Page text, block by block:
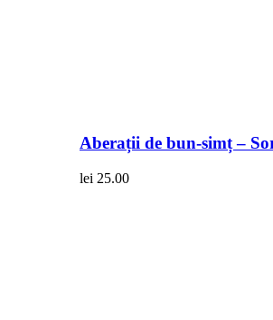
Aberații de bun-simț –
lei 25.00